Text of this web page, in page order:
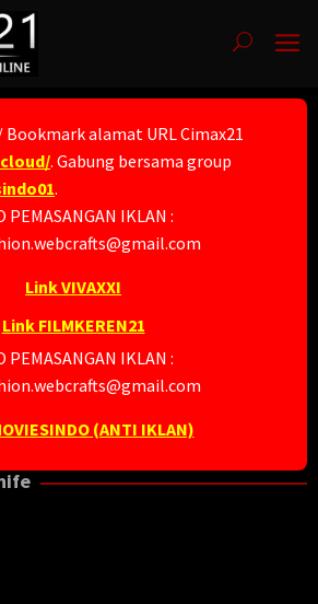
Bookmark alamat URL Cimax21
. Gabung bersama group
.
PEMASANGAN IKLAN :
Link VIVAXXI
Link FILMKEREN21
PEMASANGAN IKLAN :
(ANTI IKLAN)